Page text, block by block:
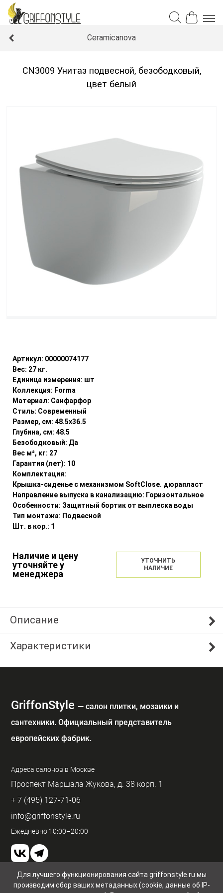
Ceramicanova
CN3009 Унитаз подвесной, безободковый,
цвет белый
Артикул: 00000074177
Вес: 27 кг.
Единица измерения: шт
Коллекция: Forma
Материал: Санфарфор
Стиль: Современный
Размер, см: 48.5x36.5
Глубина, см: 48.5
Безободковый: Да
Вес м², кг: 27
Гарантия (лет): 10
Комплектация:
Крышка-сиденье с механизмом SoftClose. дюрапласт
Направление выпуска в канализацию: Горизонтальное
Особенности: Защитный бортик от выплеска воды
Тип монтажа: Подвесной
Шт. в кор.: 1
Наличие и цену
уточняйте у
менеджера
УТОЧНИТЬ
НАЛИЧИЕ
Описание
Характеристики
GriffonStyle — cалон плитки, мозаики и
сантехники. Официальный представитель
европейских фабрик.
Адреса салонов в Москве
Проспект Маршала Жукова, д. 38 корп. 1
+ 7 (495) 127-71-06
info@griffonstyle.ru
Ежедневно 10:00–20:00
Пользовательское соглашение и конфиденциальность
Для лучшего функционирования сайта griffonstyle.ru мы
производим сбор ваших метаданных (cookie, данные об IP-